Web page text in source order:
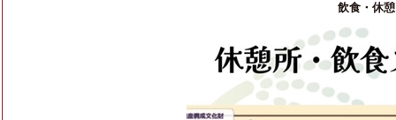
飲食・休